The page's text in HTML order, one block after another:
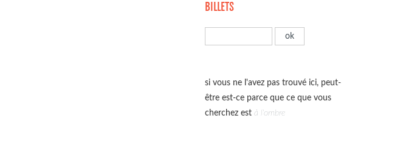
BILLETS
si vous ne l'avez pas trouvé ici, peut-
être est-ce parce que ce que vous
cherchez està l'ombre